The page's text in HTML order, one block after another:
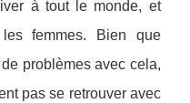
à tout le monde, et
femmes. Bien que
problèmes avec cela,
pas se retrouver avec